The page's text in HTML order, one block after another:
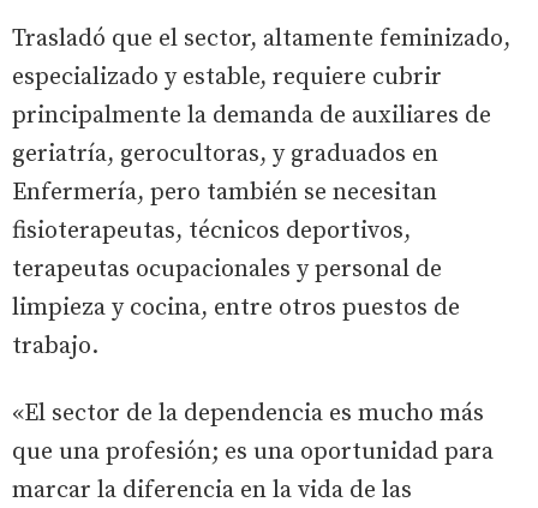
Trasladó que el sector, altamente feminizado,
especializado y estable, requiere cubrir
principalmente la demanda de auxiliares de
geriatría, gerocultoras, y graduados en
Enfermería, pero también se necesitan
fisioterapeutas, técnicos deportivos,
terapeutas ocupacionales y personal de
limpieza y cocina, entre otros puestos de
trabajo.
«El sector de la dependencia es mucho más
que una profesión; es una oportunidad para
marcar la diferencia en la vida de las